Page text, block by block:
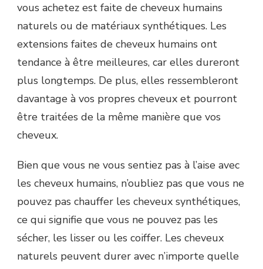
vous achetez est faite de cheveux humains
naturels ou de matériaux synthétiques. Les
extensions faites de cheveux humains ont
tendance à être meilleures, car elles dureront
plus longtemps. De plus, elles ressembleront
davantage à vos propres cheveux et pourront
être traitées de la même manière que vos
cheveux.
Bien que vous ne vous sentiez pas à l’aise avec
les cheveux humains, n’oubliez pas que vous ne
pouvez pas chauffer les cheveux synthétiques,
ce qui signifie que vous ne pouvez pas les
sécher, les lisser ou les coiffer. Les cheveux
naturels peuvent durer avec n’importe quelle